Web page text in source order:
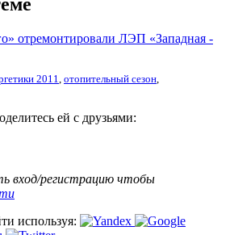
отремонтировали ЛЭП «Западная -
2011 отопительный сезон
ей с друзьями:
вход/регистрацию чтобы
используя: